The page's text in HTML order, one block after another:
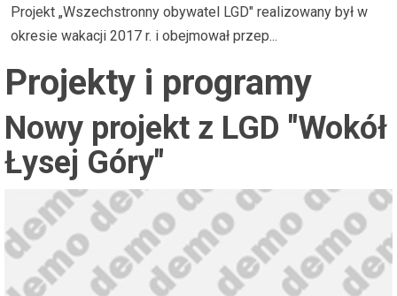
Projekt „Wszechstronny obywatel LGD" realizowany był w
okresie wakacji 2017 r. i obejmował przep...
Projekty i programy
Nowy projekt z LGD "Wokół
Łysej Góry"